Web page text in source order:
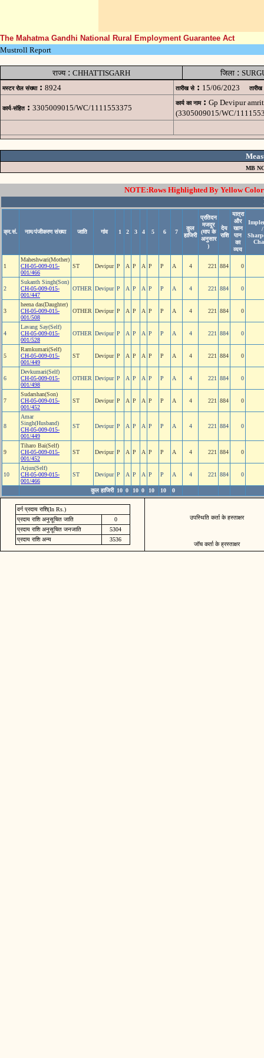
The Mahatma Gandhi National Rural Employment Guarantee Act
Mustroll Report
राज्य: CHHATTISGARH जिला:
मस्टर रोल संख्या : 8924 तारीख से : 15/06/2023 तारीख
कार्य-संहित : 3305009015/WC/1111553375
कार्य का नाम : Gp Devipur
(3305009015/WC/
MB
NOTE:Rows Highlighted By Yellow
क्र.सं. नाम/पंजीकरण संख्या जाति गांव 1 2 3 4 5 6 7
कुल
हाजिरी
प्रतिदन
मजदूर
(माप के
अनुसार
)
देय
राशि
यात्रा
और
खान
पान
का
व्यय
/
1
Maheshwari(Mother)
CH-05-009-015-
001/466
ST Devipur P A P A P P A 4 221 884 0
2
Sukanth Singh(Son)
CH-05-009-015-
001/447
OTHER Devipur P A P A P P A 4 221 884 0
3
heena das(Daughter)
CH-05-009-015-
001/508
OTHER Devipur P A P A P P A 4 221 884 0
4
Lavang Say(Self)
CH-05-009-015-
001/528
OTHER Devipur P A P A P P A 4 221 884 0
5
Ramkumari(Self)
CH-05-009-015-
001/449
ST Devipur P A P A P P A 4 221 884 0
6
Devkumari(Self)
CH-05-009-015-
001/498
OTHER Devipur P A P A P P A 4 221 884 0
7
Sudarshan(Son)
CH-05-009-015-
001/452
ST Devipur P A P A P P A 4 221 884 0
8
Amar
Singh(Husband)
CH-05-009-015-
001/449
ST Devipur P A P A P P A 4 221 884 0
9
Tiharo Bai(Self)
CH-05-009-015-
001/452
ST Devipur P A P A P P A 4 221 884 0
10
Arjun(Self)
CH-05-009-015-
001/466
ST Devipur P A P A P P A 4 221 884 0
कुल हाजिरी 10 0 10 0 10 10 0
वर्ग प्रदाय राशि(In Rs.)
प्रदाय राशि अनुसूचित जाति
0
प्रदाय राशि अनुसूचित जनजाति
5304
प्रदाय राशि अन्य
3536
उपस्थिति कर्ता के हस्ताक्षर
जॉच कर्ता के ह्रस्ताक्षर